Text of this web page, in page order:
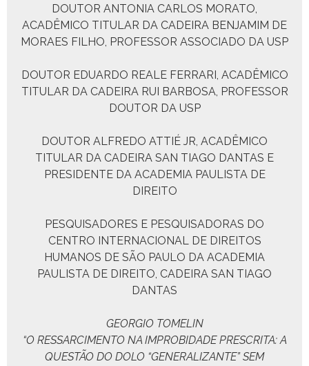
DOUTOR ANTONIA CARLOS MORATO,
ACADÊMICO TITULAR DA CADEIRA BENJAMIM DE
MORAES FILHO, PROFESSOR ASSOCIADO DA USP
DOUTOR EDUARDO REALE FERRARI, ACADÊMICO
TITULAR DA CADEIRA RUI BARBOSA, PROFESSOR
DOUTOR DA USP
DOUTOR ALFREDO ATTIÉ JR, ACADÊMICO
TITULAR DA CADEIRA SAN TIAGO DANTAS E
PRESIDENTE DA ACADEMIA PAULISTA DE
DIREITO
PESQUISADORES E PESQUISADORAS DO
CENTRO INTERNACIONAL DE DIREITOS
HUMANOS DE SÃO PAULO DA ACADEMIA
PAULISTA DE DIREITO, CADEIRA SAN TIAGO
DANTAS
GEORGIO TOMELIN
“O RESSARCIMENTO NA IMPROBIDADE PRESCRITA: A
QUESTÃO DO DOLO “GENERALIZANTE” SEM